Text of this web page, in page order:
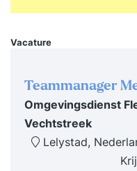
vraag?
praktijk te brengen.
Hoe snoer je ‘m de mond?
genius: hoe
creativiteit in
mind-wandering:
creativiteit een
Vacature
Teammanager
Omgevingsdienst
Vechtstreek
Lelystad,